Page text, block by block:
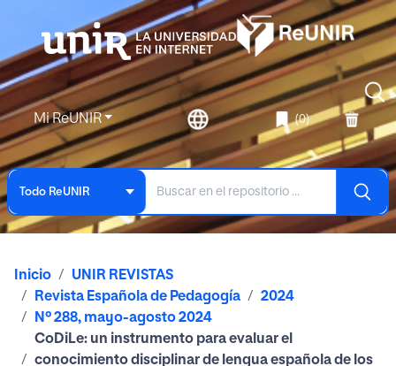
Mi ReUNIR (0)
Todo ReUNIR
Inicio
UNIR REVISTAS
Revista Española de Pedagogía
2024
Nº 288, mayo-agosto 2024
CoDiLe: un instrumento para evaluar el
conocimiento disciplinar de lengua española de los